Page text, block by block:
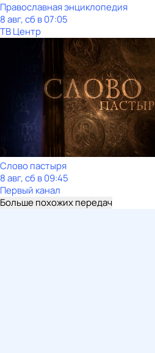
Православная энциклопедия
8 авг, сб в 07:05
ТВ Центр
Слово пастыря
8 авг, сб в 09:45
Первый канал
Больше похожих передач